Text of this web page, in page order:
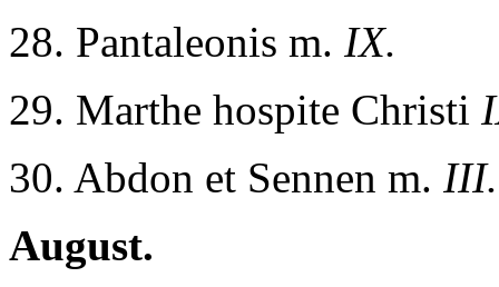
28. Pantaleonis m. IX.
29. Marthe hospite Christi
30. Abdon et Sennen m. III.
August.